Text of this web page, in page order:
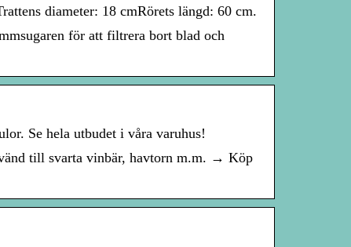
diameter: 18 cmRörets längd: 60 cm.
för att filtrera bort blad och
Se hela utbudet i våra varuhus!
till svarta vinbär, havtorn m.m. → Köp